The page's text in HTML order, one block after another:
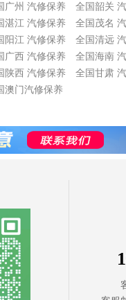
广州 汽修保养
全国韶关
湛江 汽修保养
全国茂名
阳江 汽修保养
全国清远
广西 汽修保养
全国海南
陕西 汽修保养
全国甘肃
澳门汽修保养